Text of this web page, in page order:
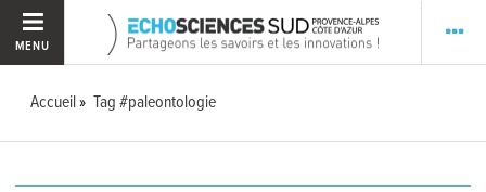
MENU
Accueil Tag #paleontologie